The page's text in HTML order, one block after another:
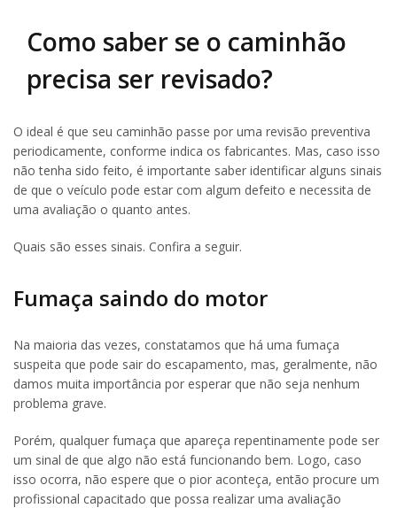
Como saber se o caminhão
precisa ser revisado?
O ideal é que seu caminhão passe por uma revisão preventiva
periodicamente, conforme indica os fabricantes. Mas, caso isso
não tenha sido feito, é importante saber identificar alguns sinais
de que o veículo pode estar com algum defeito e necessita de
uma avaliação o quanto antes.
Quais são esses sinais. Confira a seguir.
Fumaça saindo do motor
Na maioria das vezes, constatamos que há uma fumaça
suspeita que pode sair do escapamento, mas, geralmente, não
damos muita importância por esperar que não seja nenhum
problema grave.
Porém, qualquer fumaça que apareça repentinamente pode ser
um sinal de que algo não está funcionando bem. Logo, caso
isso ocorra, não espere que o pior aconteça, então procure um
profissional capacitado que possa realizar uma avaliação